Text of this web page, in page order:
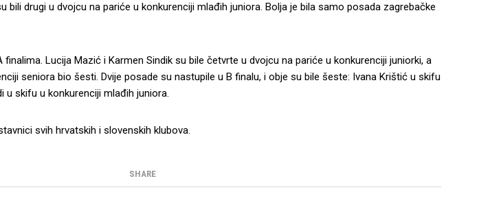
bili drugi u dvojcu na pariće u konkurenciji mlađih juniora. Bolja je bila samo posada zagrebačke
Lucija Mazić i Karmen Sindik su bile četvrte u dvojcu na pariće u konkurenciji juniorki, a
seniora bio šesti. Dvije posade su nastupile u B finalu, i obje su bile šeste: Ivana Krištić u skifu
u skifu u konkurenciji mlađih juniora.
svih hrvatskih i slovenskih klubova.
SHARE